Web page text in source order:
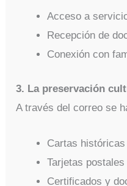
Acceso a
Recepción de
Conexión con
3. La preservación
A través del correo se
Cartas históricas
Tarjetas postales
Certificados y